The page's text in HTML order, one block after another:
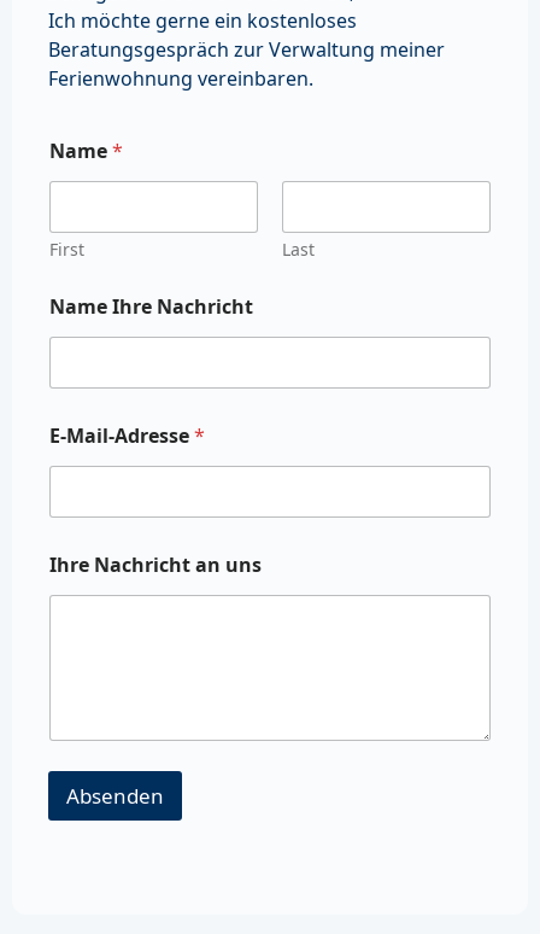
Ich möchte gerne ein kostenloses
Beratungsgespräch zur Verwaltung meiner
Ferienwohnung vereinbaren.
Name*
First Last
Name Ihre Nachricht
E-Mail-Adresse*
Ihre Nachricht an uns
Absenden